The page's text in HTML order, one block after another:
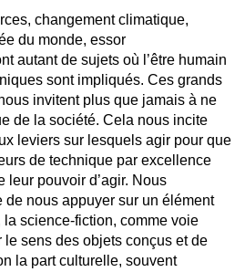
changement climatique,
du monde, essor
autant de sujets où l’être humain
sont impliqués. Ces grands
invitent plus que jamais à ne
de la société. Cela nous incite
leviers sur lesquels agir pour que
de technique par excellence
leur pouvoir d’agir. Nous
de nous appuyer sur un élément
science-fiction, comme voie
le sens des objets conçus et de
la part culturelle, souvent